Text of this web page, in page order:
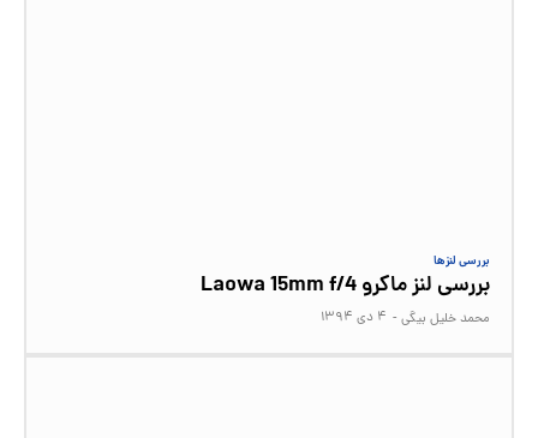
بررسی لنزها
بررسی لنز ماکرو Laowa 15mm f/4
محمد خلیل بیگی - ۴ دی ۱۳۹۴